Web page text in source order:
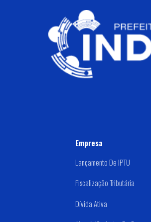
Empresa
Lançamento De IPTU
Fiscalização Tributária
Dívida Ativa